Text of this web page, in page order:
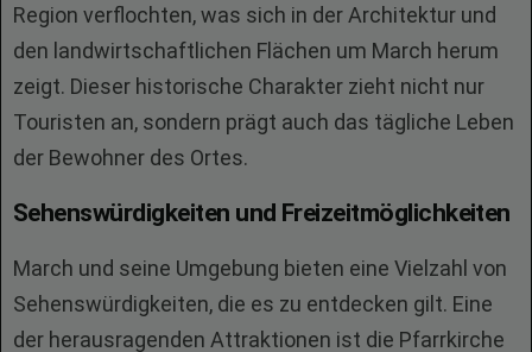
Region verflochten, was sich in der Architektur und
den landwirtschaftlichen Flächen um March herum
zeigt. Dieser historische Charakter zieht nicht nur
Touristen an, sondern prägt auch das tägliche Leben
der Bewohner des Ortes.
Sehenswürdigkeiten und Freizeitmöglichkeiten
March und seine Umgebung bieten eine Vielzahl von
Sehenswürdigkeiten, die es zu entdecken gilt. Eine
der herausragenden Attraktionen ist die Pfarrkirche